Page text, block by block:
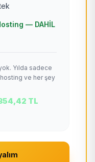
— DAHİL
Yılda sadece
ve her şey
TL